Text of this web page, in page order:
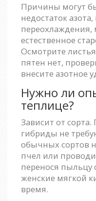
Причины могут
недостаток
переохлаждения,
естественное
Осмотрите
пятен нет,
внесите азотное
Нужно ли
теплице?
Зависит от
гибриды не
обычных сортов
пчел или
перенося пыльцу
женские мягкой
время.